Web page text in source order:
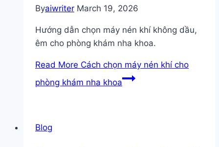
Byaiwriter March 19, 2026
Hướng dẫn chọn máy nén khí không dầu,
êm cho phòng khám nha khoa.
Read More Cách chọn máy nén khí cho
phòng khám nha khoa
Blog